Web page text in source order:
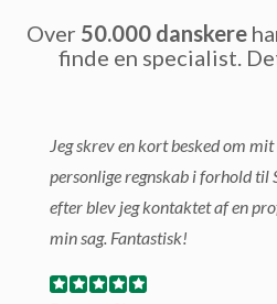
Over 50.000 danskere
finde en specialist.
Jeg skrev en kort besked om
personlige regnskab i forhold til
efter blev jeg kontaktet af en
min sag. Fantastisk!